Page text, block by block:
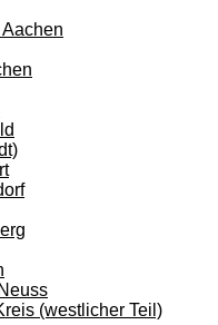
(westlicher Teil)